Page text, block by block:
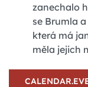
zanechalo
se Brumla
která má
měla jejich